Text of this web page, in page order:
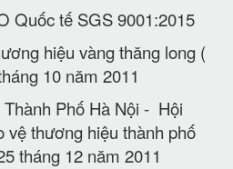
tế SGS 9001:2015
hiệu vàng thăng long (
10 năm 2011
Phố Hà Nội - Hội
vệ thương hiệu thành phố
tháng 12 năm 2011